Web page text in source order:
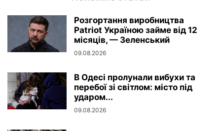
Розгортання виробництва
Patriot Україною займе від 12
місяців, — Зеленський
09.08.2026
В Одесі пролунали вибухи та
перебої зі світлом: місто під
ударом...
09.08.2026